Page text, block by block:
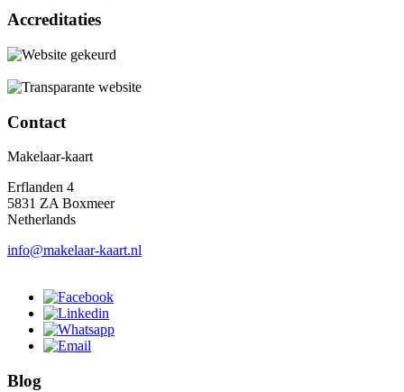
Accreditaties
Contact
Makelaar-kaart
Erflanden 4
5831 ZA Boxmeer
Netherlands
info@makelaar-kaart.nl
Blog